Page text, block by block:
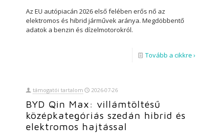
Az EU autópiacán 2026 első felében erős nő az
elektromos és hibrid járművek aránya. Megdöbbentő
adatok a benzin és dízelmotorokról.
Tovább a cikkre ›
támogatói tartalom 2026-07-26
BYD Qin Max: villámtöltésű
középkategóriás szedán hibrid és
elektromos hajtással